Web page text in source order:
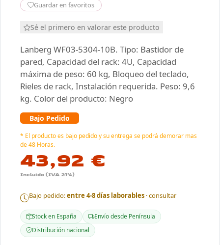
Guardar en favoritos
Sé el primero en valorar este producto
Lanberg WF03-5304-10B. Tipo: Bastidor de
pared, Capacidad del rack: 4U, Capacidad
máxima de peso: 60 kg, Bloqueo del teclado,
Rieles de rack, Instalación requerida. Peso: 9,6
kg. Color del producto: Negro
Bajo Pedido
* El producto es bajo pedido y su entrega se podrá demorar mas
de 48 Horas.
43,92 €
Incluido (IVA 21%)
Bajo pedido:entre 4-8 días laborables · consultar
Stock en España
Envío desde Península
Distribución nacional